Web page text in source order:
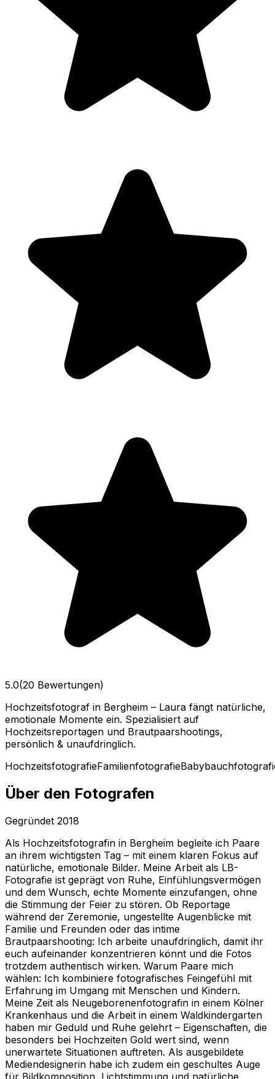
5.0(20 Bewertungen)
Hochzeitsfotograf in Bergheim – Laura fängt natürliche,
emotionale Momente ein. Spezialisiert auf
Hochzeitsreportagen und Brautpaarshootings,
persönlich & unaufdringlich.
HochzeitsfotografieFamilienfotografie
Über den Fotografen
Gegründet 2018
Als Hochzeitsfotografin in Bergheim begleite ich Paare
an ihrem wichtigsten Tag – mit einem klaren Fokus auf
natürliche, emotionale Bilder. Meine Arbeit als LB-
Fotografie ist geprägt von Ruhe, Einfühlungsvermögen
und dem Wunsch, echte Momente einzufangen, ohne
die Stimmung der Feier zu stören. Ob Reportage
während der Zeremonie, ungestellte Augenblicke mit
Familie und Freunden oder das intime
Brautpaarshooting: Ich arbeite unaufdringlich, damit ihr
euch aufeinander konzentrieren könnt und die Fotos
trotzdem authentisch wirken. Warum Paare mich
wählen: Ich kombiniere fotografisches Feingefühl mit
Erfahrung im Umgang mit Menschen und Kindern.
Meine Zeit als Neugeborenenfotografin in einem Kölner
Krankenhaus und die Arbeit in einem Waldkindergarten
haben mir Geduld und Ruhe gelehrt – Eigenschaften, die
besonders bei Hochzeiten Gold wert sind, wenn
unerwartete Situationen auftreten. Als ausgebildete
Mediendesignerin habe ich zudem ein geschultes Auge
für Bildkomposition, Lichtstimmung und natürliche